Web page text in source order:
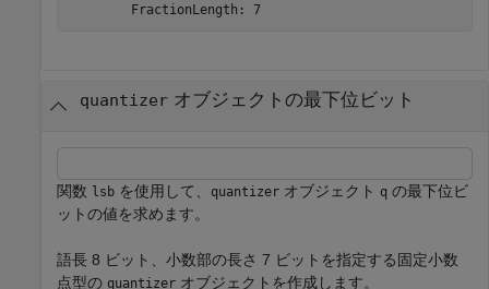
        FractionLength: 7
quantizerオブジェクトの最下位ビット
関数 lsb を使用して、 quantizer オブジェクト q の最下位ビ
ットの値を求めます。
語長 8 ビット、小数部の長さ 7 ビットを指定する固定小数
点型の quantizer オブジェクトを作成します。